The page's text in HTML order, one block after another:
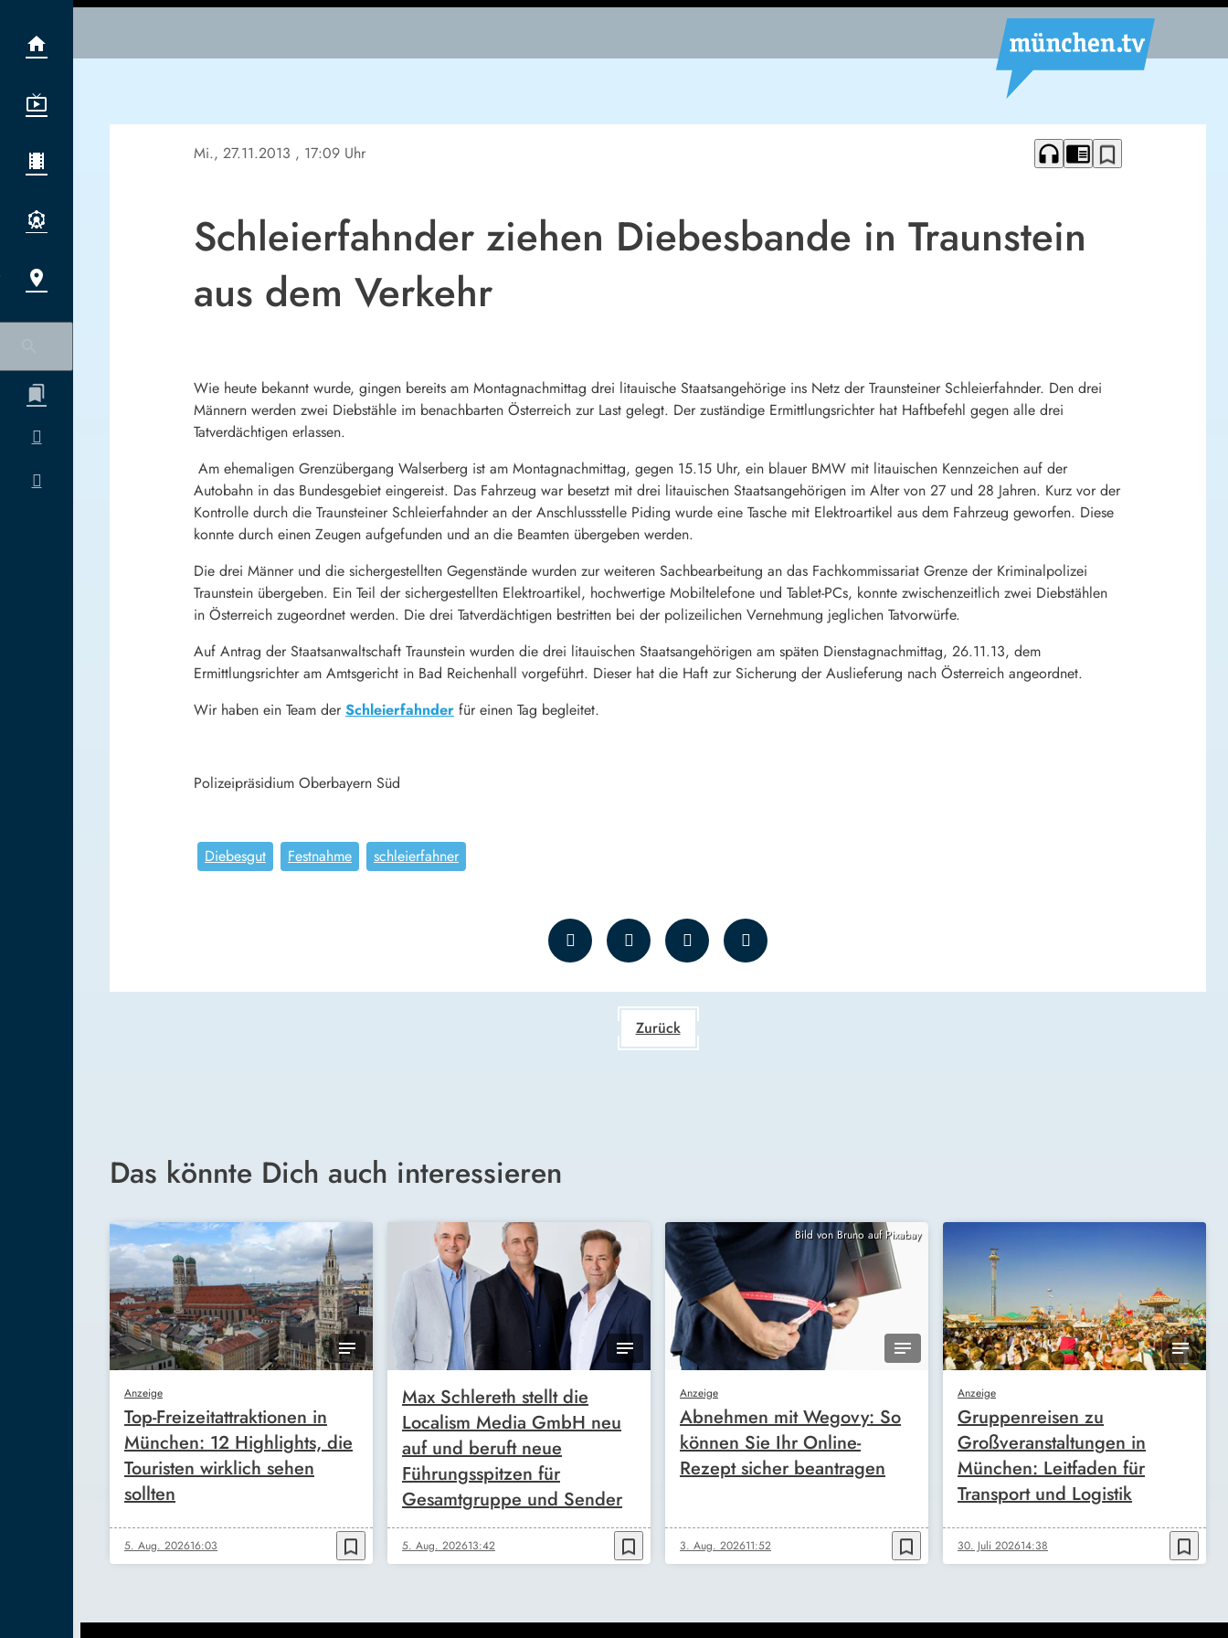
Mi., 27.11.2013 , 17:09 Uhr headphones chrome_reader_mode bookmark_border
Schleierfahnder ziehen Diebesbande in Traunstein
aus dem Verkehr
Wie heute bekannt wurde, gingen bereits am Montagnachmittag drei litauische Staatsangehörige ins Netz der Traunsteiner Schleierfahnder. Den drei
Männern werden zwei Diebstähle im benachbarten Österreich zur Last gelegt. Der zuständige Ermittlungsrichter hat Haftbefehl gegen alle drei
Tatverdächtigen erlassen.
Am ehemaligen Grenzübergang Walserberg ist am Montagnachmittag, gegen 15.15 Uhr, ein blauer BMW mit litauischen Kennzeichen auf der
Autobahn in das Bundesgebiet eingereist. Das Fahrzeug war besetzt mit drei litauischen Staatsangehörigen im Alter von 27 und 28 Jahren. Kurz vor der
Kontrolle durch die Traunsteiner Schleierfahnder an der Anschlussstelle Piding wurde eine Tasche mit Elektroartikel aus dem Fahrzeug geworfen. Diese
konnte durch einen Zeugen aufgefunden und an die Beamten übergeben werden.
Die drei Männer und die sichergestellten Gegenstände wurden zur weiteren Sachbearbeitung an das Fachkommissariat Grenze der Kriminalpolizei
Traunstein übergeben. Ein Teil der sichergestellten Elektroartikel, hochwertige Mobiltelefone und Tablet-PCs, konnte zwischenzeitlich zwei Diebstählen
in Österreich zugeordnet werden. Die drei Tatverdächtigen bestritten bei der polizeilichen Vernehmung jeglichen Tatvorwürfe.
Auf Antrag der Staatsanwaltschaft Traunstein wurden die drei litauischen Staatsangehörigen am späten Dienstagnachmittag, 26.11.13, dem
Ermittlungsrichter am Amtsgericht in Bad Reichenhall vorgeführt. Dieser hat die Haft zur Sicherung der Auslieferung nach Österreich angeordnet.
Wir haben ein Team der Schleierfahnder für einen Tag begleitet.
Polizeipräsidium Oberbayern Süd
Diebesgut Festnahme schleierfahner
Zurück
Das könnte Dich auch interessieren
Anzeige
Top-Freizeitattraktionen in
München: 12 Highlights, die
Touristen wirklich sehen
sollten
5. Aug. 202616:03 bookmark_border
Max Schlereth stellt die
Localism Media GmbH neu
auf und beruft neue
Führungsspitzen für
Gesamtgruppe und Sender
5. Aug. 202613:42 bookmark_border
Bild von Bruno auf Pixabay
Anzeige
Abnehmen mit Wegovy: So
können Sie Ihr Online-
Rezept sicher beantragen
3. Aug. 202611:52 bookmark_border
Anzeige
Gruppenreisen zu
Großveranstaltungen in
München: Leitfaden für
Transport und Logistik
30. Juli 202614:38 bookmark_border